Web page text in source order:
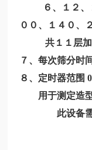
６、１２、２
００、１４０、
共１１层加底
７、每次筛分时
８、定时器范围
用于测定造型
此设备需配